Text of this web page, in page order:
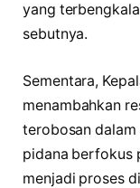
yang
sebutnya.
Sementara,
menambahkan
terobosan dalam
pidana berfokus
menjadi proses